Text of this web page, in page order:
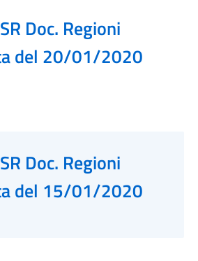
Doc. Regioni
del 20/01/2020
Doc. Regioni
del 15/01/2020